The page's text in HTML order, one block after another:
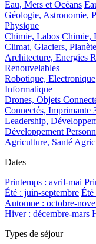
Eau, Mers et Océans
Géologie, Astronomie,
Physique
Chimie, Labos Chimie,
Climat, Glaciers, Planète
Architecture, Energies
Renouvelables
Robotique,
Informatique
Drones, Objets
Connectés, Imprimante
Leadership,
Développement
Agriculture, Santé
Dates
Printemps : avril-mai
Été : juin-septembre Été
Automne : octobre-
Hiver : décembre-mars
Types de séjour